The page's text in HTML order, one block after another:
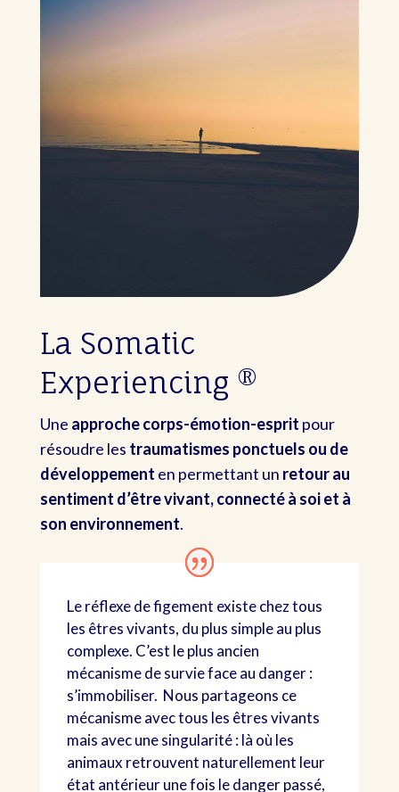
La Somatic
Experiencing ®
Une approche corps-émotion-esprit pour
résoudre les traumatismes ponctuels ou de
développement en permettant un retour au
sentiment d’être vivant, connecté à soi et à
son environnement.
Le réflexe de figement existe chez tous
les êtres vivants, du plus simple au plus
complexe. C’est le plus ancien
mécanisme de survie face au danger :
s’immobiliser. Nous partageons ce
mécanisme avec tous les êtres vivants
mais avec une singularité : là où les
animaux retrouvent naturellement leur
état antérieur une fois le danger passé,